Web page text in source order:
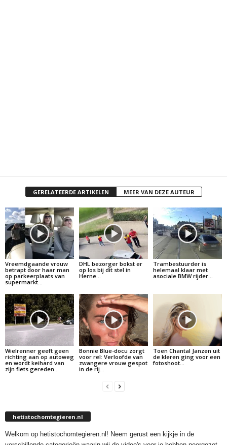
GERELATEERDE ARTIKELEN MEER VAN DEZE AUTEUR
Vreemdgaande vrouw
betrapt door haar man
op parkeerplaats van
supermarkt…
DHL bezorger bokst er
op los bij dit stel in
Herne…
Trambestuurder is
helemaal klaar met
asociale BMW rijder…
Wielrenner geeft geen
richting aan op autoweg
en wordt keihard van
zijn fiets gereden…
Bonnie Blue-docu zorgt
voor rel: Verloofde van
zwangere vrouw gespot
in de rij…
Toen Chantal Janzen uit
de kleren ging voor een
fotoshoot…
hetistochomtegieren.nl
Welkom op hetistochomtegieren.nl! Neem gerust een kijkje in de